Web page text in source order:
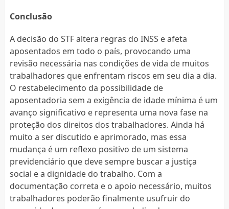
Conclusão
A decisão do STF altera regras do INSS e afeta
aposentados em todo o país, provocando uma
revisão necessária nas condições de vida de muitos
trabalhadores que enfrentam riscos em seu dia a dia.
O restabelecimento da possibilidade de
aposentadoria sem a exigência de idade mínima é um
avanço significativo e representa uma nova fase na
proteção dos direitos dos trabalhadores. Ainda há
muito a ser discutido e aprimorado, mas essa
mudança é um reflexo positivo de um sistema
previdenciário que deve sempre buscar a justiça
social e a dignidade do trabalho. Com a
documentação correta e o apoio necessário, muitos
trabalhadores poderão finalmente usufruir do